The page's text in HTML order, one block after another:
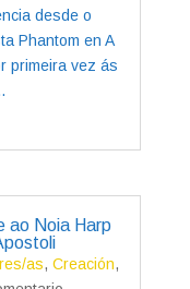
desde o
Phantom en A
primeira vez ás
ao Noia Harp
as, Creación,